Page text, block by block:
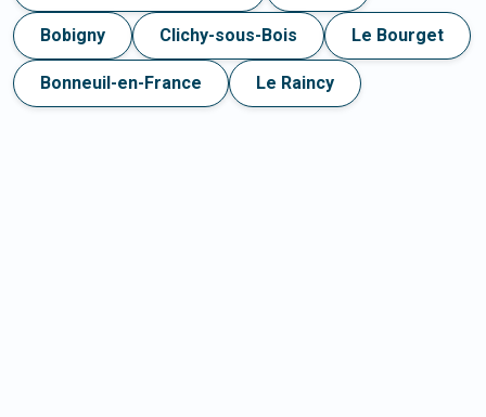
Bobigny Clichy-sous-Bois Le Bourget
Bonneuil-en-France Le Raincy